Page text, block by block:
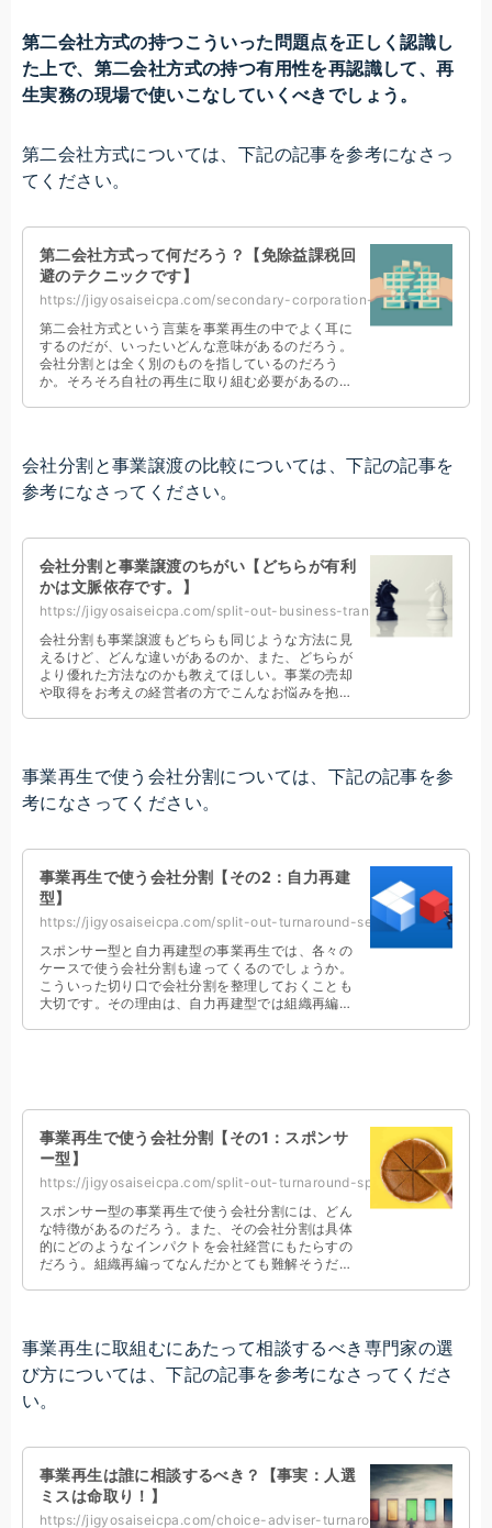
第二会社方式の持つこういった問題点を正しく認識し
た上で、第二会社方式の持つ有用性を再認識して、再
生実務の現場で使いこなしていくべきでしょう。
第二会社方式については、下記の記事を参考になさっ
てください。
第二会社方式って何だろう？【免除益課税回
避のテクニックです】
https://jigyosaiseicpa.com/secondary-corporation-method/
第二会社方式という言葉を事業再生の中でよく耳に
するのだが、いったいどんな意味があるのだろう。
会社分割とは全く別のものを指しているのだろう
か。そろそろ自社の再生に取り組む必要があるの
会社分割と事業譲渡の比較については、下記の記事を
参考になさってください。
会社分割と事業譲渡のちがい【どちらが有利
かは文脈依存です。】
https://jigyosaiseicpa.com/split-out-business-transfer/
会社分割も事業譲渡もどちらも同じような方法に見
えるけど、どんな違いがあるのか、また、どちらが
より優れた方法なのかも教えてほしい。事業の売却
や取得をお考えの経営者の方でこんなお悩みを抱え
事業再生で使う会社分割については、下記の記事を参
考になさってください。
事業再生で使う会社分割【その2：自力再建
型】
https://jigyosaiseicpa.com/split-out-turnaround-self-rebuilding/
スポンサー型と自力再建型の事業再生では、各々の
ケースで使う会社分割も違ってくるのでしょうか。
こういった切り口で会社分割を整理しておくことも
大切です。その理由は、自力再建型では組織再編税
事業再生で使う会社分割【その1：スポンサ
ー型】
https://jigyosaiseicpa.com/split-out-turnaround-sponsor/
スポンサー型の事業再生で使う会社分割には、どん
な特徴があるのだろう。また、その会社分割は具体
的にどのようなインパクトを会社経営にもたらすの
だろう。組織再編ってなんだかとても難解そうだか
事業再生に取組むにあたって相談するべき専門家の選
び方については、下記の記事を参考になさってくださ
い。
事業再生は誰に相談するべき？【事実：人選
ミスは命取り！】
https://jigyosaiseicpa.com/choice-adviser-turnaround/